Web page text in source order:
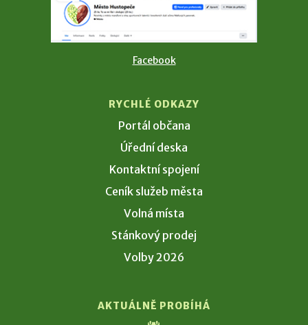
Facebook
RYCHLÉ ODKAZY
Portál občana
Úřední deska
Kontaktní spojení
Ceník služeb města
Volná místa
Stánkový prodej
Volby 2026
AKTUÁLNĚ PROBÍHÁ